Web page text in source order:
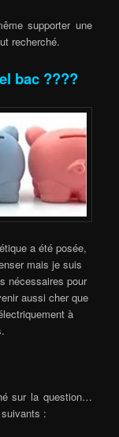
supporter une
recherché.
bac ????
a été posée,
mais je suis
nécessaires pour
aussi cher que
à
sur la question…
: